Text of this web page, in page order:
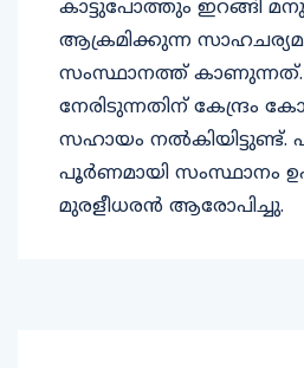
കാട്ടുപോത്തും ഇറങ്ങി
ആക്രമിക്കുന്ന
സംസ്ഥാനത്ത് കാണുന്നത്.
നേരിടുന്നതിന് കേന്ദ്രം
സഹായം നൽകിയിട്ടുണ്ട്.
പൂർണമായി സംസ്ഥാനം
മുരളീധരൻ ആരോപിച്ചു.